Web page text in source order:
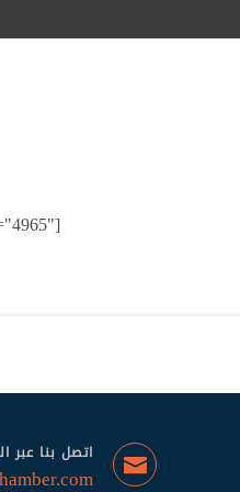
اتصل بنا عبر